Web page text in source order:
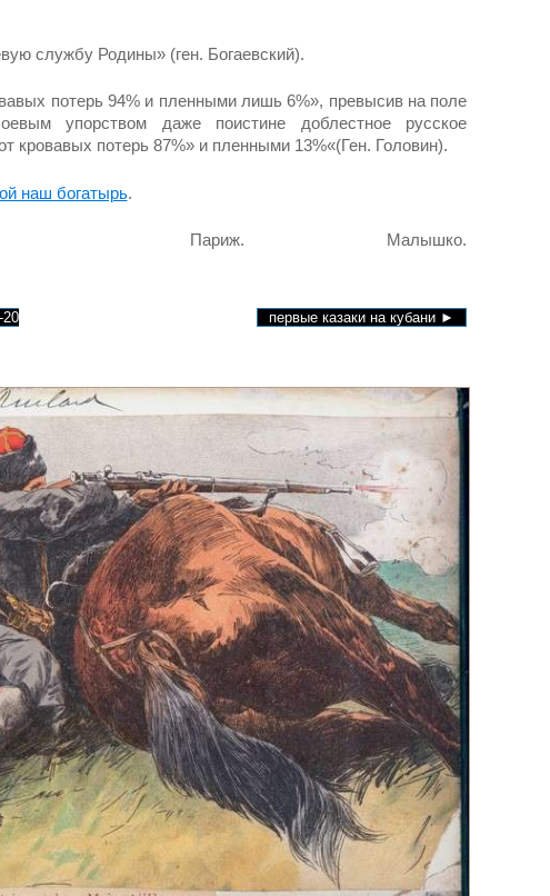
службу Родины» (ген. Богаев­ский).
потерь 94% и пленными лишь 6%», превысив на поле
упорством даже поисти­не доблестное русское
потерь 87%» и пленными 13%«(Ген. Головин).
наш богатырь.
Париж. Малышко.
первые казаки на кубани ►